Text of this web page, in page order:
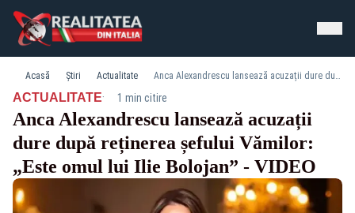
Acasă Știri Actualitate Anca Alexandrescu lansează acuzații dure după reținerea șefului Vămilor: „Este omul lui Ilie Bolojan” - VIDEO
ACTUALITATE· 1 min citire
Anca Alexandrescu lansează acuzații
dure după reținerea șefului Vămilor:
„Este omul lui Ilie Bolojan” - VIDEO